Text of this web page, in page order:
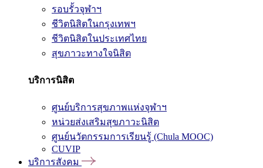
รอบรั้วจุฬาฯ
ชีวิตนิสิตในกรุงเทพฯ
ชีวิตนิสิตในประเทศไทย
สุขภาวะทางใจนิสิต
บริการนิสิต
ศูนย์บริการสุขภาพแห่งจุฬาฯ
หน่วยส่งเสริมสุขภาวะนิสิต
ศูนย์นวัตกรรมการเรียนรู้ (Chula MOOC)
CUVIP
บริการสังคม